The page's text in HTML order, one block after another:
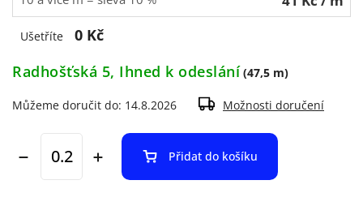
Ušetříte
0 Kč
Radhošťská 5, Ihned k odeslání (47,5 m)
Můžeme doručit do: 14.8.2026 Možnosti doručení
Přidat do košíku